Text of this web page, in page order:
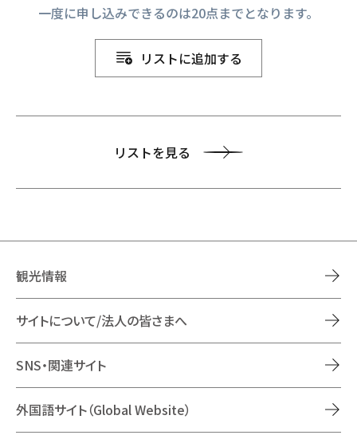
一度に申し込みできるのは20点までとなります。
リストに追加する
リストを見る
観光情報
サイトについて/法人の皆さまへ
SNS・関連サイト
外国語サイト（Global Website）